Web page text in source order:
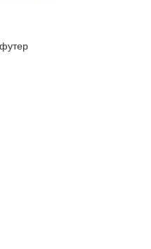
футер